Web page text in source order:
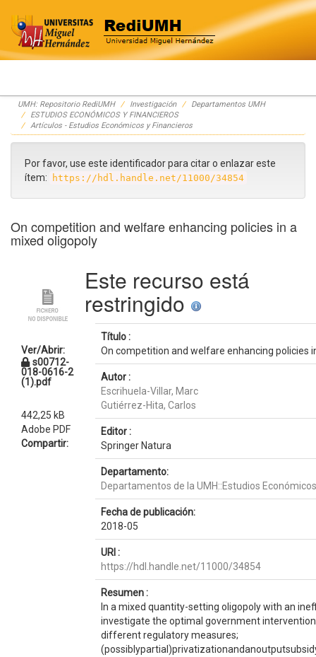
Skip
navigation
UMH: Repositorio RediUMH Investigación
Departamentos UMH
ESTUDIOS ECONÓMICOS Y FINANCIEROS
Artículos - Estudios Económicos y Financieros
Por favor, use este identificador para citar o enlazar este
ítem:
https://hdl.handle.net/11000/34854
On competition and welfare enhancing policies in a
mixed oligopoly
Ver/Abrir:
s00712-
018-0616-2
(1).pdf
442,25 kB
Adobe PDF
Compartir:
Este recurso está
restringido
Título :
On competition and welfare enhancing policies
Autor :
Escrihuela-Villar, Marc
Gutiérrez-Hita, Carlos
Editor :
Springer Natura
Departamento:
Departamentos de la UMH::Estudios
Fecha de publicación:
2018-05
URI :
https://hdl.handle.net/11000/34854
Resumen :
In a mixed quantity-setting oligopoly with an
investigate the optimal government
different regulatory measures;